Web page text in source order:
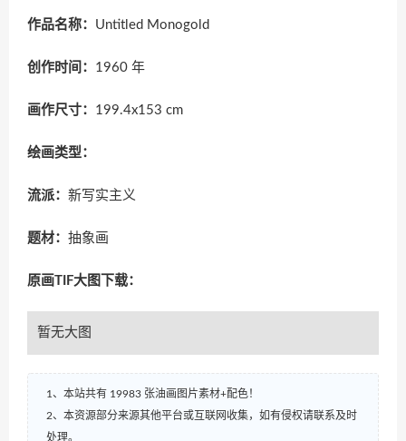
作品名称： Untitled Monogold
创作时间： 1960 年
画作尺寸： 199.4x153 cm
绘画类型：
流派： 新写实主义
题材： 抽象画
原画TIF大图下载：
暂无大图
1、本站共有 19983 张油画图片素材+配色！
2、本资源部分来源其他平台或互联网收集，如有侵权请联系及时
处理。